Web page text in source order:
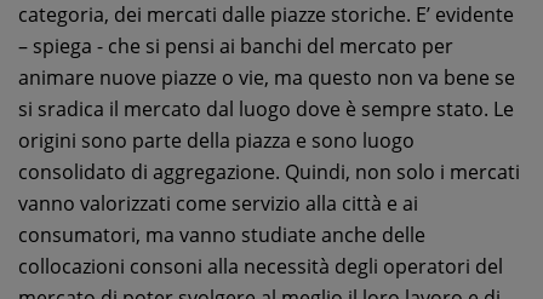
categoria, dei mercati dalle piazze storiche. E’ evidente
– spiega - che si pensi ai banchi del mercato per
animare nuove piazze o vie, ma questo non va bene se
si sradica il mercato dal luogo dove è sempre stato. Le
origini sono parte della piazza e sono luogo
consolidato di aggregazione. Quindi, non solo i mercati
vanno valorizzati come servizio alla città e ai
consumatori, ma vanno studiate anche delle
collocazioni consoni alla necessità degli operatori del